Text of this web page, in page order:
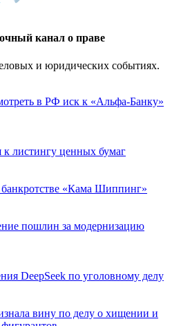
канал о праве
и юридических событиях.
в РФ иск к «Альфа-Банку»
листингу ценных бумаг
«Кама Шиппинг»
пошлин за модернизацию
DeepSeek по уголовному делу
вину по делу о хищении и